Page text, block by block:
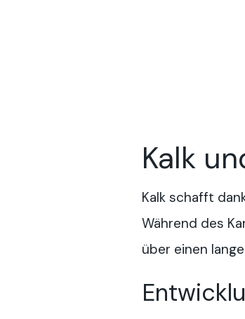
Kalk
Kalk schafft
Während des
über einen